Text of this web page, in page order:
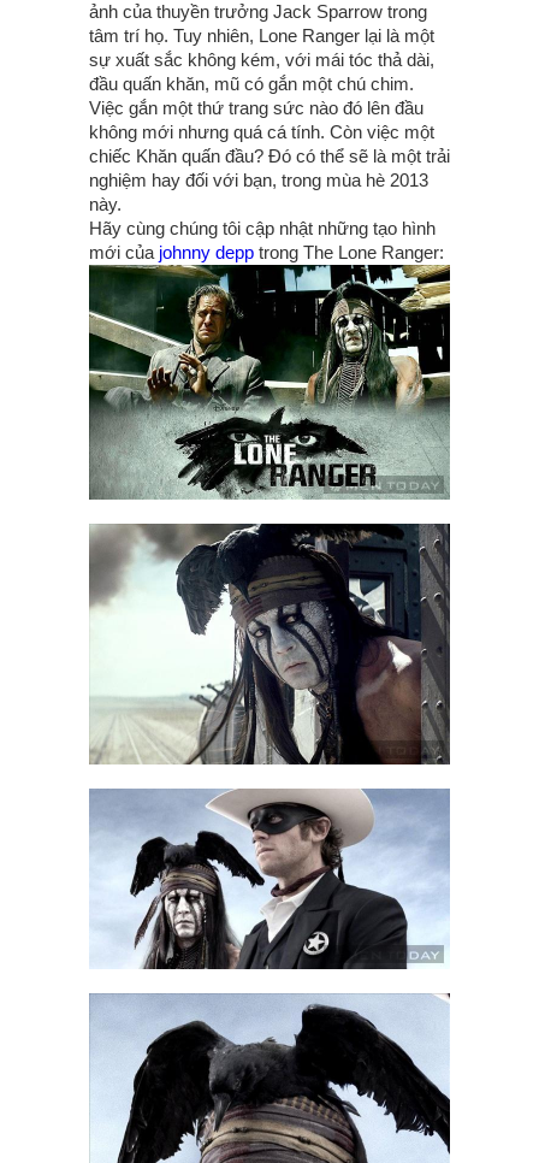
ảnh của thuyền trưởng Jack Sparrow trong
tâm trí họ. Tuy nhiên, Lone Ranger lại là một
sự xuất sắc không kém, với mái tóc thả dài,
đầu quấn khăn, mũ có gắn một chú chim.
Việc gắn một thứ trang sức nào đó lên đầu
không mới nhưng quá cá tính. Còn việc một
chiếc Khăn quấn đầu? Đó có thể sẽ là một trải
nghiệm hay đối với bạn, trong mùa hè 2013
này.
Hãy cùng chúng tôi cập nhật những tạo hình
mới của johnny depp trong The Lone Ranger: